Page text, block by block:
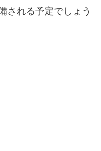
される予定でしょう